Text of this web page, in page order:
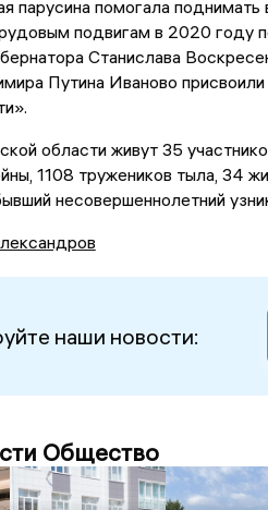
парусина помогала поднимать
подвигам в 2020 году
Станислава
Путина Иваново
области живут 35
1108 тружеников тыла, 34
несовершеннолетний
наши новости:
Общество